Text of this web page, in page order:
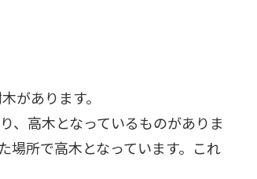
があります。
、高木となっているものがありま
場所で高木となっています。これ